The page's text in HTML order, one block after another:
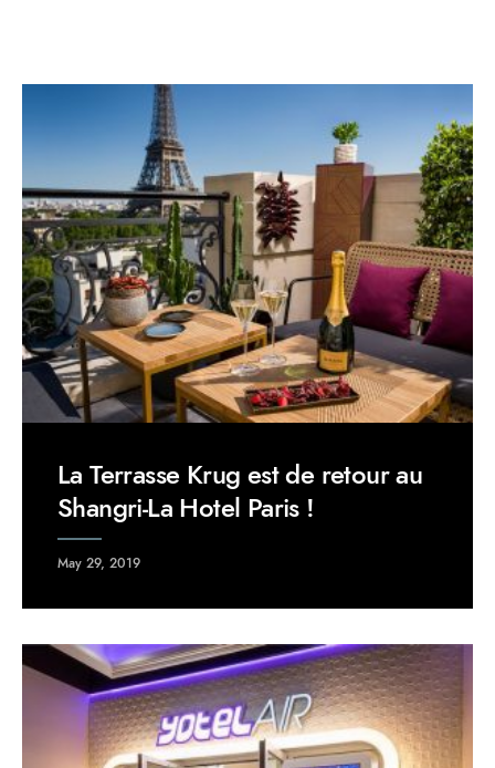
La Terrasse Krug est de retour au
Shangri-La Hotel Paris !
May 29, 2019